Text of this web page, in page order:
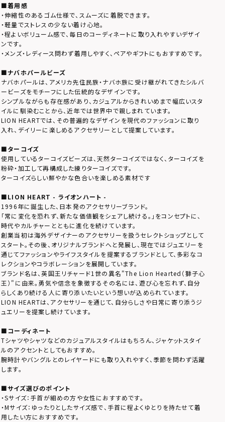
■着用感
・伸縮性のあるゴム仕様で、スムーズに着脱できます。
・軽量でストレスの少ない着け心地。
・程よいボリューム感で、毎日のコーディネートに取り入れやすいデザイ
ンです。
・メンズ・レディース問わず着用しやすく、ペアやギフトにもおすすめです。
■ナバホパールビーズ
ナバホパールは、アメリカ先住民族・ナバホ族に受け継がれてきたシルバ
ービーズをモチーフにした伝統的なデザインです。
シンプルながらも存在感があり、カジュアルからきれいめまで幅広いスタ
イルに馴染むことから、近年では世界中で親しまれています。
LION HEARTでは、その普遍的なデザインを現代のファッションに取り
入れ、デイリーに楽しめるアクセサリーとして提案しています。
■ターコイズ
使用しているターコイズビーズは、天然ターコイズではなく、ターコイズを
粉砕・加工して再構成した練りターコイズです。
ターコイズらしい鮮やかな色合いを楽しめる素材です
■LION HEART - ライオンハート -
1996年に誕生した、日本発のアクセサリーブランド。
「常に変化を恐れず、新たな価値観をシェアし続ける。」をコンセプトに、
時代やカルチャーとともに進化を続けています。
創業当初は海外デザイナーのアクセサリーを扱うセレクトショップとして
スタート。その後、オリジナルブランドへと発展し、現在ではジュエリーを
通じてファッションやライフスタイルを提案するブランドとして、多彩なコ
レクションやコラボレーションを展開しています。
ブランド名は、英国王リチャード1世の異名"The Lion Hearted（獅子心
王）"に由来。勇気や信念を象徴するその名には、遊び心を忘れず、自分
らしくあり続ける人に寄り添いたいという想いが込められています。
LION HEARTは、アクセサリーを通じて、自分らしさや日常に寄り添うジ
ュエリーを提案し続けています。
■コーディネート
Tシャツやシャツなどのカジュアルスタイルはもちろん、ジャケットスタイ
ルのアクセントとしてもおすすめ。
腕時計やバングルとのレイヤードにも取り入れやすく、季節を問わず活躍
します。
■サイズ選びのポイント
・Sサイズ：手首が細めの方や女性におすすめです。
・Mサイズ：ゆったりとしたサイズ感で、手首に程よくゆとりを持たせて着
用したい方におすすめです。